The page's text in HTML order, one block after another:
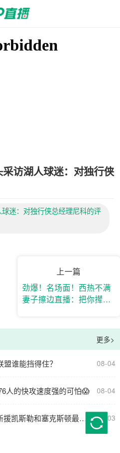
访湖人球迷：对独行侠
迷：对独行侠总经理尼科的评
上一篇
劲爆！名场面！西热不满
妻子擦边直播：把你撵出
更多>
谁能挡得住？ 08-04
人的快攻速度强的可怕😱 08-04
能否扛起球队重任？湖人新援凯斯勒和塞克斯顿最新打球视频曝光 08-03